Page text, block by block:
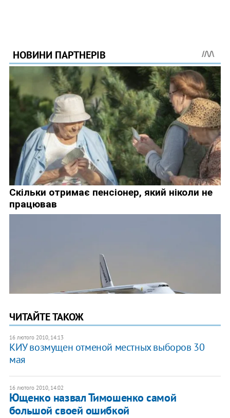
ЧИТАЙТЕ ТАКОЖ
16 лютого 2010, 14:13
КИУ возмущен отменой местных выборов 30
мая
16 лютого 2010, 14:02
Ющенко назвал Тимошенко самой
большой своей ошибкой